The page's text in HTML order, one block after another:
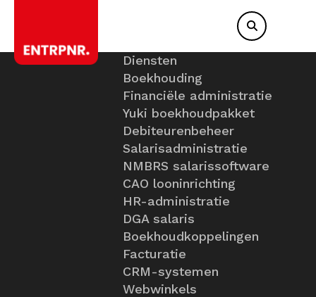
Diensten
Boekhouding
Financiële administratie
Yuki boekhoudpakket
Debiteurenbeheer
Salarisadministratie
NMBRS salarissoftware
CAO looninrichting
HR-administratie
DGA salaris
Boekhoudkoppelingen
Facturatie
CRM-systemen
Webwinkels